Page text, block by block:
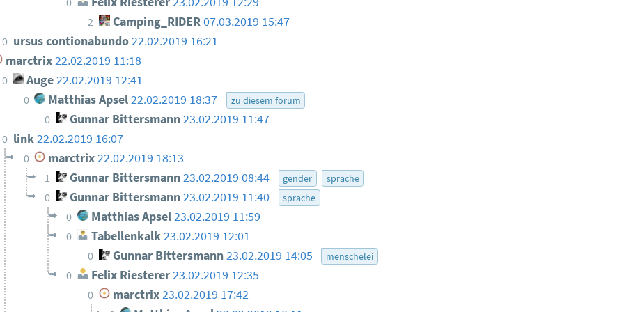
2 Camping_RIDER07.03.2019 15:47
0 ursus contionabundo22.02.2019 16:21
marctrix22.02.2019 11:18
0 Auge 22.02.2019 12:41
0 Matthias Apsel22.02.2019 18:37 zu diesem forum
0 Gunnar Bittersmann23.02.2019 11:47
0 link22.02.2019 16:07
0 marctrix22.02.2019 18:13
1 Gunnar Bittersmann23.02.2019 08:44 gender sprache
0 Gunnar Bittersmann23.02.2019 11:40 sprache
0 Matthias Apsel23.02.2019 11:59
0 Tabellenkalk23.02.2019 12:01
0 Gunnar Bittersmann23.02.2019 14:05 menschelei
0 Felix Riesterer23.02.2019 12:35
0 marctrix23.02.2019 17:42